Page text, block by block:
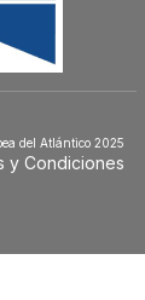
del Atlántico 2025
y Condiciones